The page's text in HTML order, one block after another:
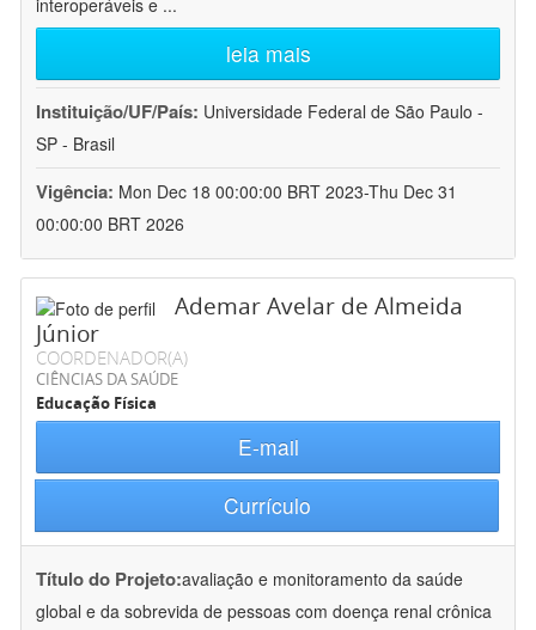
interoperáveis e ...
leia mais
Instituição/UF/País: Universidade Federal de São Paulo -
SP - Brasil
Vigência: Mon Dec 18 00:00:00 BRT 2023-Thu Dec 31
00:00:00 BRT 2026
Ademar Avelar de Almeida
Júnior
COORDENADOR(A)
CIÊNCIAS DA SAÚDE
Educação Física
E-mail
Currículo
Título do Projeto:avaliação e monitoramento da saúde
global e da sobrevida de pessoas com doença renal crônica